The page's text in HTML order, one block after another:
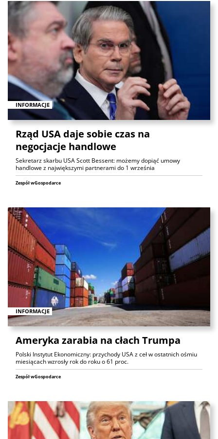
INFORMACJE
Rząd USA daje sobie czas na
negocjacje handlowe
Sekretarz skarbu USA Scott Bessent: możemy dopiąć umowy
handlowe z największymi partnerami do 1 września
Zespół wGospodarce
INFORMACJE
Ameryka zarabia na cłach Trumpa
Polski Instytut Ekonomiczny: przychody USA z ceł w ostatnich ośmiu
miesiącach wzrosły rok do roku o 61 proc.
Zespół wGospodarce